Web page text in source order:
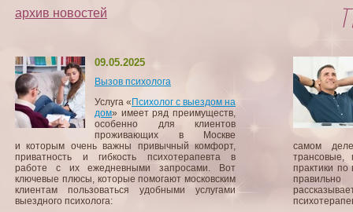
архив новостей
09.05.2025
Вызов психолога
Услуга «Психолог с выездом на
дом» имеет ряд преимуществ,
особенно для клиентов
проживающих в Москве
и которым очень важны привычный комфорт,
приватность и гибкость психотерапевта в
работе с их ежедневными запросами. Вот
ключевые плюсы, которые помогают московским
клиентам пользоваться удобными услугами
выездного психолога:
самом
трансовые,
практики